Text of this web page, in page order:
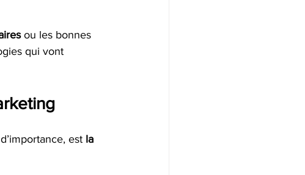
ou les bonnes
qui vont
est la